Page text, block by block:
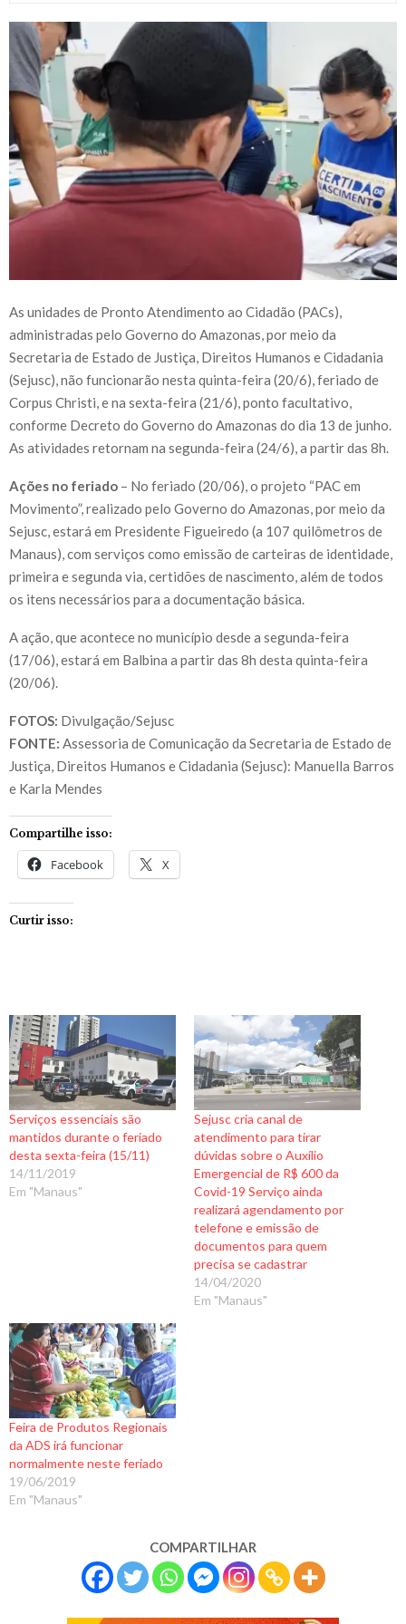
As unidades de Pronto Atendimento ao Cidadão (PACs),
administradas pelo Governo do Amazonas, por meio da
Secretaria de Estado de Justiça, Direitos Humanos e Cidadania
(Sejusc), não funcionarão nesta quinta-feira (20/6), feriado de
Corpus Christi, e na sexta-feira (21/6), ponto facultativo,
conforme Decreto do Governo do Amazonas do dia 13 de junho.
As atividades retornam na segunda-feira (24/6), a partir das 8h.
Ações no feriado – No feriado (20/06), o projeto “PAC em
Movimento”, realizado pelo Governo do Amazonas, por meio da
Sejusc, estará em Presidente Figueiredo (a 107 quilômetros de
Manaus), com serviços como emissão de carteiras de identidade,
primeira e segunda via, certidões de nascimento, além de todos
os itens necessários para a documentação básica.
A ação, que acontece no município desde a segunda-feira
(17/06), estará em Balbina a partir das 8h desta quinta-feira
(20/06).
FOTOS: Divulgação/Sejusc
FONTE: Assessoria de Comunicação da Secretaria de Estado de
Justiça, Direitos Humanos e Cidadania (Sejusc): Manuella Barros
e Karla Mendes
Compartilhe isso:
Facebook X
Curtir isso:
Serviços essenciais são
mantidos durante o feriado
desta sexta-feira (15/11)
14/11/2019
Em "Manaus"
Sejusc cria canal de
atendimento para tirar
dúvidas sobre o Auxílio
Emergencial de R$ 600 da
Covid-19 Serviço ainda
realizará agendamento por
telefone e emissão de
documentos para quem
precisa se cadastrar
14/04/2020
Em "Manaus"
Feira de Produtos Regionais
da ADS irá funcionar
normalmente neste feriado
19/06/2019
Em "Manaus"
COMPARTILHAR